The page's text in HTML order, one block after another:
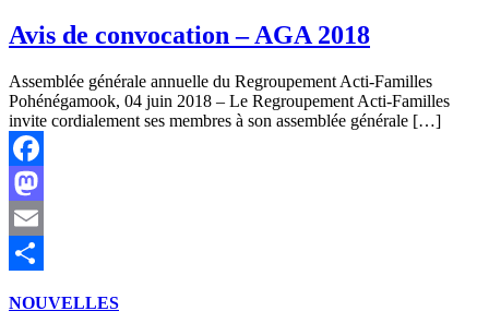
Avis de convocation – AGA 2018
Assemblée générale annuelle du Regroupement Acti-Familles
Pohénégamook, 04 juin 2018 – Le Regroupement Acti-Familles
invite cordialement ses membres à son assemblée générale […]
Facebook
Mastodon
Email
NOUVELLES